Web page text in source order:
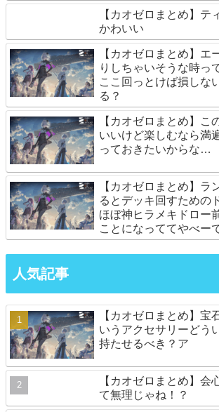
【カオゼロまとめ】テ
かわいい
【カオゼロまとめ】エ
りしちゃいそうな時っ
ここ回っとけば損しな
る？
【カオゼロまとめ】こ
いいけど楽しむなら満
っておきたいからな…
【カオゼロまとめ】ラ
るとデッキ回すための
ほぼ神ヒラメキドロー
ことになっててやべー
人気記事
【カオゼロまとめ】宝
いうアクセサリーどう
持たせるべき？ア
【カオゼロまとめ】会
て無理じゃね！？